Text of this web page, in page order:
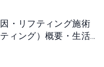
・リフティング施術
ィング）概要・生活
）